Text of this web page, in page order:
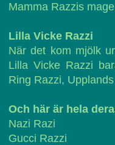
Mamma Razzis
Lilla Vicke Razzi
När det kom mjölk
Lilla Vicke Razzi
Ring Razzi,
Och här är hela
Nazi Razi
Gucci Razzi